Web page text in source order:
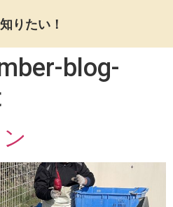
りたい！
blog-